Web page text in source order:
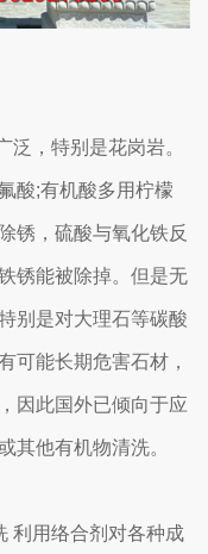
，特别是花岗岩。
酸;有机酸多用柠檬
锈，硫酸与氧化铁反
锈能被除掉。但是无
别是对大理石等碳酸
可能长期危害石材，
因此国外已倾向于应
其他有机物清洗。
利用络合剂对各种成